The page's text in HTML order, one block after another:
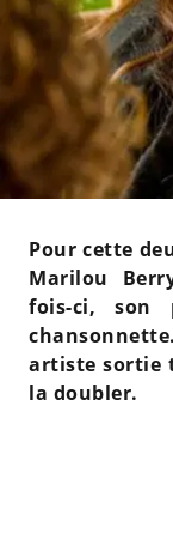
Pour cette
Marilou
fois-ci, son
artiste sortie
la doubler.